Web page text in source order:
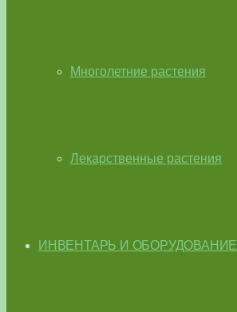
Многолетние растения
Лекарственные растения
ИНВЕНТАРЬ И ОБОРУДОВАНИЕ